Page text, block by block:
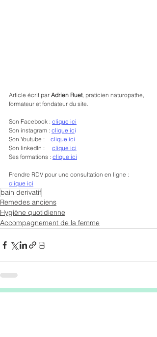
Article écrit par Adrien Ruet, praticien naturopathe,
formateur et fondateur du site.
Son Facebook : clique ici
Son instagram : clique ici
Son Youtube : clique ici
Son linkedIn : clique ici
Ses formations : clique ici
Prendre RDV pour une consultation en ligne :
clique ici
bain derivatif
Remedes anciens
Hygiène quotidienne
Accompagnement de la femme